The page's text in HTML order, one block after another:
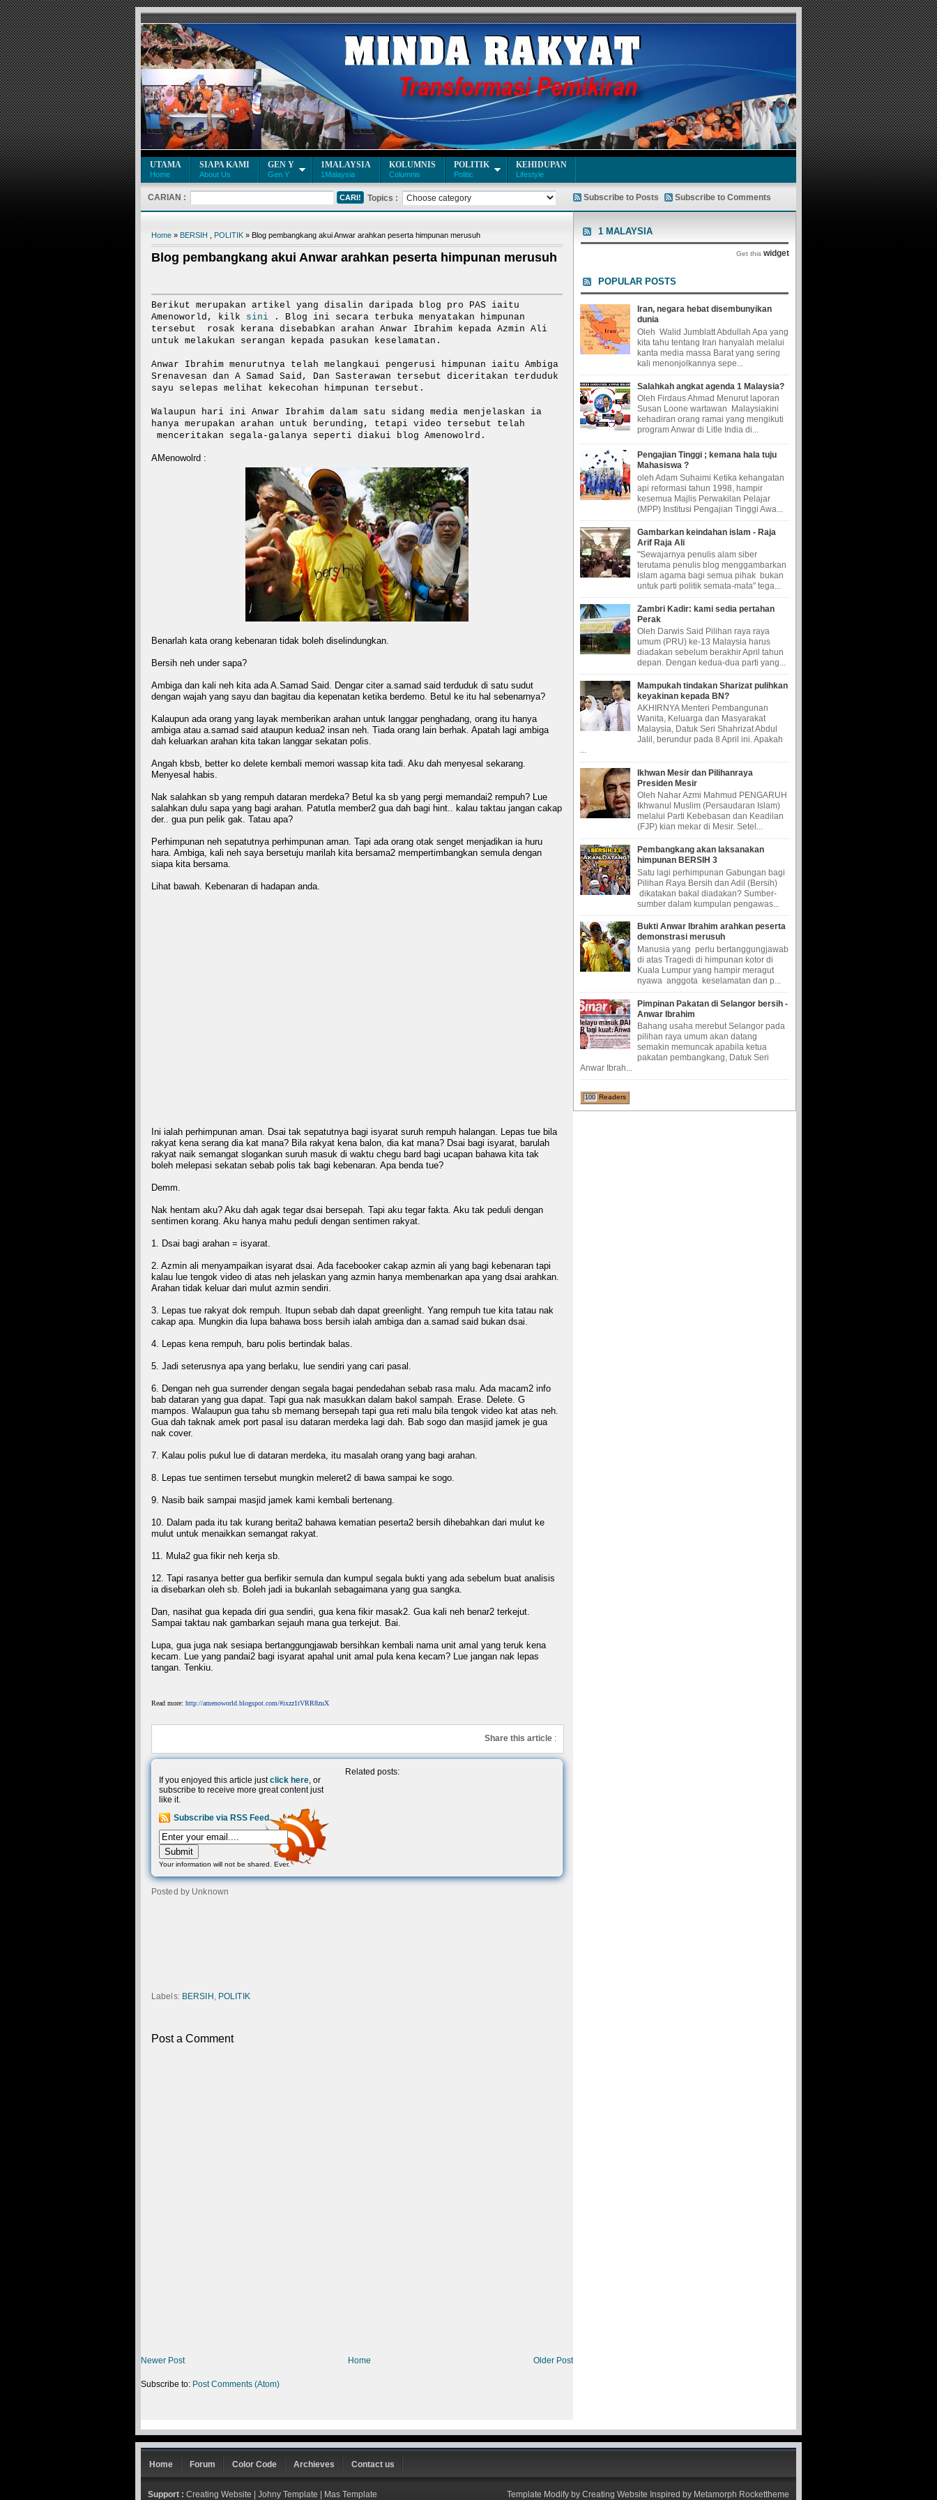
UTAMA
Home
SIAPA KAMI
About Us
GEN Y
Gen Y
1MALAYSIA
1Malaysia
KOLUMNIS
Columnis
POLITIK
Politic
KEHIDUPAN
Lifestyle
CARIAN : Topics : Subscribe to Posts Subscribe to Comments
Home » BERSIH POLITIK » Blog pembangkang akui Anwar arahkan peserta himpunan merusuh
Blog pembangkang akui Anwar arahkan peserta himpunan merusuh
Berikut merupakan artikel yang disalin daripada blog pro PAS iaitu
Amenoworld, kilk sini . Blog ini secara terbuka menyatakan himpunan
tersebut rosak kerana disebabkan arahan Anwar Ibrahim kepada Azmin Ali
untuk melakukan serangan kepada pasukan keselamatan.
Anwar Ibrahim menurutnya telah melangkaui pengerusi himpunan iaitu Ambiga
Srenavesan dan A Samad Said, Dan Sasterawan tersebut diceritakan terduduk
sayu selepas melihat kekecohan himpunan tersebut.
Walaupun hari ini Anwar Ibrahim dalam satu sidang media menjelaskan ia
hanya merupakan arahan untuk berunding, tetapi video tersebut telah
menceritakan segala-galanya seperti diakui blog Amenowolrd.
AMenowolrd :
Benarlah kata orang kebenaran tidak boleh diselindungkan.
Bersih neh under sapa?
Ambiga dan kali neh kita ada A.Samad Said. Dengar citer a.samad said terduduk di satu sudut
dengan wajah yang sayu dan bagitau dia kepenatan ketika berdemo. Betul ke itu hal sebenarnya?
Kalaupun ada orang yang layak memberikan arahan untuk langgar penghadang, orang itu hanya
ambiga atau a.samad said ataupun kedua2 insan neh. Tiada orang lain berhak. Apatah lagi ambiga
dah keluarkan arahan kita takan langgar sekatan polis.
Angah kbsb, better ko delete kembali memori wassap kita tadi. Aku dah menyesal sekarang.
Menyesal habis.
Nak salahkan sb yang rempuh dataran merdeka? Betul ka sb yang pergi memandai2 rempuh? Lue
salahkan dulu sapa yang bagi arahan. Patutla member2 gua dah bagi hint.. kalau taktau jangan cakap
der.. gua pun pelik gak. Tatau apa?
Perhimpunan neh sepatutnya perhimpunan aman. Tapi ada orang otak senget menjadikan ia huru
hara. Ambiga, kali neh saya bersetuju marilah kita bersama2 mempertimbangkan semula dengan
siapa kita bersama.
Lihat bawah. Kebenaran di hadapan anda.
Ini ialah perhimpunan aman. Dsai tak sepatutnya bagi isyarat suruh rempuh halangan. Lepas tue bila
rakyat kena serang dia kat mana? Bila rakyat kena balon, dia kat mana? Dsai bagi isyarat, barulah
rakyat naik semangat slogankan suruh masuk di waktu chegu bard bagi ucapan bahawa kita tak
boleh melepasi sekatan sebab polis tak bagi kebenaran. Apa benda tue?
Demm.
Nak hentam aku? Aku dah agak tegar dsai bersepah. Tapi aku tegar fakta. Aku tak peduli dengan
sentimen korang. Aku hanya mahu peduli dengan sentimen rakyat.
1. Dsai bagi arahan = isyarat.
2. Azmin ali menyampaikan isyarat dsai. Ada facebooker cakap azmin ali yang bagi kebenaran tapi
kalau lue tengok video di atas neh jelaskan yang azmin hanya membenarkan apa yang dsai arahkan.
Arahan tidak keluar dari mulut azmin sendiri.
3. Lepas tue rakyat dok rempuh. Itupun sebab dah dapat greenlight. Yang rempuh tue kita tatau nak
cakap apa. Mungkin dia lupa bahawa boss bersih ialah ambiga dan a.samad said bukan dsai.
4. Lepas kena rempuh, baru polis bertindak balas.
5. Jadi seterusnya apa yang berlaku, lue sendiri yang cari pasal.
6. Dengan neh gua surrender dengan segala bagai pendedahan sebab rasa malu. Ada macam2 info
bab dataran yang gua dapat. Tapi gua nak masukkan dalam bakol sampah. Erase. Delete. G
mampos. Walaupun gua tahu sb memang bersepah tapi gua reti malu bila tengok video kat atas neh.
Gua dah taknak amek port pasal isu dataran merdeka lagi dah. Bab sogo dan masjid jamek je gua
nak cover.
7. Kalau polis pukul lue di dataran merdeka, itu masalah orang yang bagi arahan.
8. Lepas tue sentimen tersebut mungkin meleret2 di bawa sampai ke sogo.
9. Nasib baik sampai masjid jamek kami kembali bertenang.
10. Dalam pada itu tak kurang berita2 bahawa kematian peserta2 bersih dihebahkan dari mulut ke
mulut untuk menaikkan semangat rakyat.
11. Mula2 gua fikir neh kerja sb.
12. Tapi rasanya better gua berfikir semula dan kumpul segala bukti yang ada sebelum buat analisis
ia disebarkan oleh sb. Boleh jadi ia bukanlah sebagaimana yang gua sangka.
Dan, nasihat gua kepada diri gua sendiri, gua kena fikir masak2. Gua kali neh benar2 terkejut.
Sampai taktau nak gambarkan sejauh mana gua terkejut. Bai.
Lupa, gua juga nak sesiapa bertanggungjawab bersihkan kembali nama unit amal yang teruk kena
kecam. Lue yang pandai2 bagi isyarat apahal unit amal pula kena kecam? Lue jangan nak lepas
tangan. Tenkiu.
Read more: http://amenoworld.blogspot.com/#ixzz1tVRR8zuX
Share this article :
Related posts:
If you enjoyed this article justclick here , or
subscribe to receive more great content just
like it.
Subscribe via RSS Feed
Your information will not be shared. Ever.
Posted by Unknown
Labels: BERSIH POLITIK
Post a Comment
Newer Post Older Post
Home
Subscribe to: Post Comments (Atom)
1 MALAYSIA
Get this widget
POPULAR POSTS
Iran, negara hebat disembunyikan
dunia
Oleh Walid Jumblatt Abdullah Apa yang
kita tahu tentang Iran hanyalah melalui
kanta media massa Barat yang sering
kali menonjolkannya sepe...
Salahkah angkat agenda 1 Malaysia?
Oleh Firdaus Ahmad Menurut laporan
Susan Loone wartawan Malaysiakini
kehadiran orang ramai yang mengikuti
program Anwar di Litle India di...
Pengajian Tinggi ; kemana hala tuju
Mahasiswa ?
oleh Adam Suhaimi Ketika kehangatan
api reformasi tahun 1998, hampir
kesemua Majlis Perwakilan Pelajar
(MPP) Institusi Pengajian Tinggi Awa...
Gambarkan keindahan islam - Raja
Arif Raja Ali
"Sewajarnya penulis alam siber
terutama penulis blog menggambarkan
islam agama bagi semua pihak bukan
untuk parti politik semata-mata" tega...
Zambri Kadir: kami sedia pertahan
Perak
Oleh Darwis Said Pilihan raya raya
umum (PRU) ke-13 Malaysia harus
diadakan sebelum berakhir April tahun
depan. Dengan kedua-dua parti yang...
Mampukah tindakan Sharizat pulihkan
keyakinan kepada BN?
AKHIRNYA Menteri Pembangunan
Wanita, Keluarga dan Masyarakat
Malaysia, Datuk Seri Shahrizat Abdul
Jalil, berundur pada 8 April ini. Apakah
...
Ikhwan Mesir dan Pilihanraya
Presiden Mesir
Oleh Nahar Azmi Mahmud PENGARUH
Ikhwanul Muslim (Persaudaran Islam)
melalui Parti Kebebasan dan Keadilan
(FJP) kian mekar di Mesir. Setel...
Pembangkang akan laksanakan
himpunan BERSIH 3
Satu lagi perhimpunan Gabungan bagi
Pilihan Raya Bersih dan Adil (Bersih)
dikatakan bakal diadakan? Sumber-
sumber dalam kumpulan pengawas...
Bukti Anwar Ibrahim arahkan peserta
demonstrasi merusuh
Manusia yang perlu bertanggungjawab
di atas Tragedi di himpunan kotor di
Kuala Lumpur yang hampir meragut
nyawa anggota keselamatan dan p...
Pimpinan Pakatan di Selangor bersih -
Anwar Ibrahim
Bahang usaha merebut Selangor pada
pilihan raya umum akan datang
semakin memuncak apabila ketua
pakatan pembangkang, Datuk Seri
Anwar Ibrah...
100 Readers
Home Forum Color Code Archieves Contact us
Support : Creating Website | Johny Template | Mas Template Template Modify by Creating Website Inspired by Metamorph Rockettheme